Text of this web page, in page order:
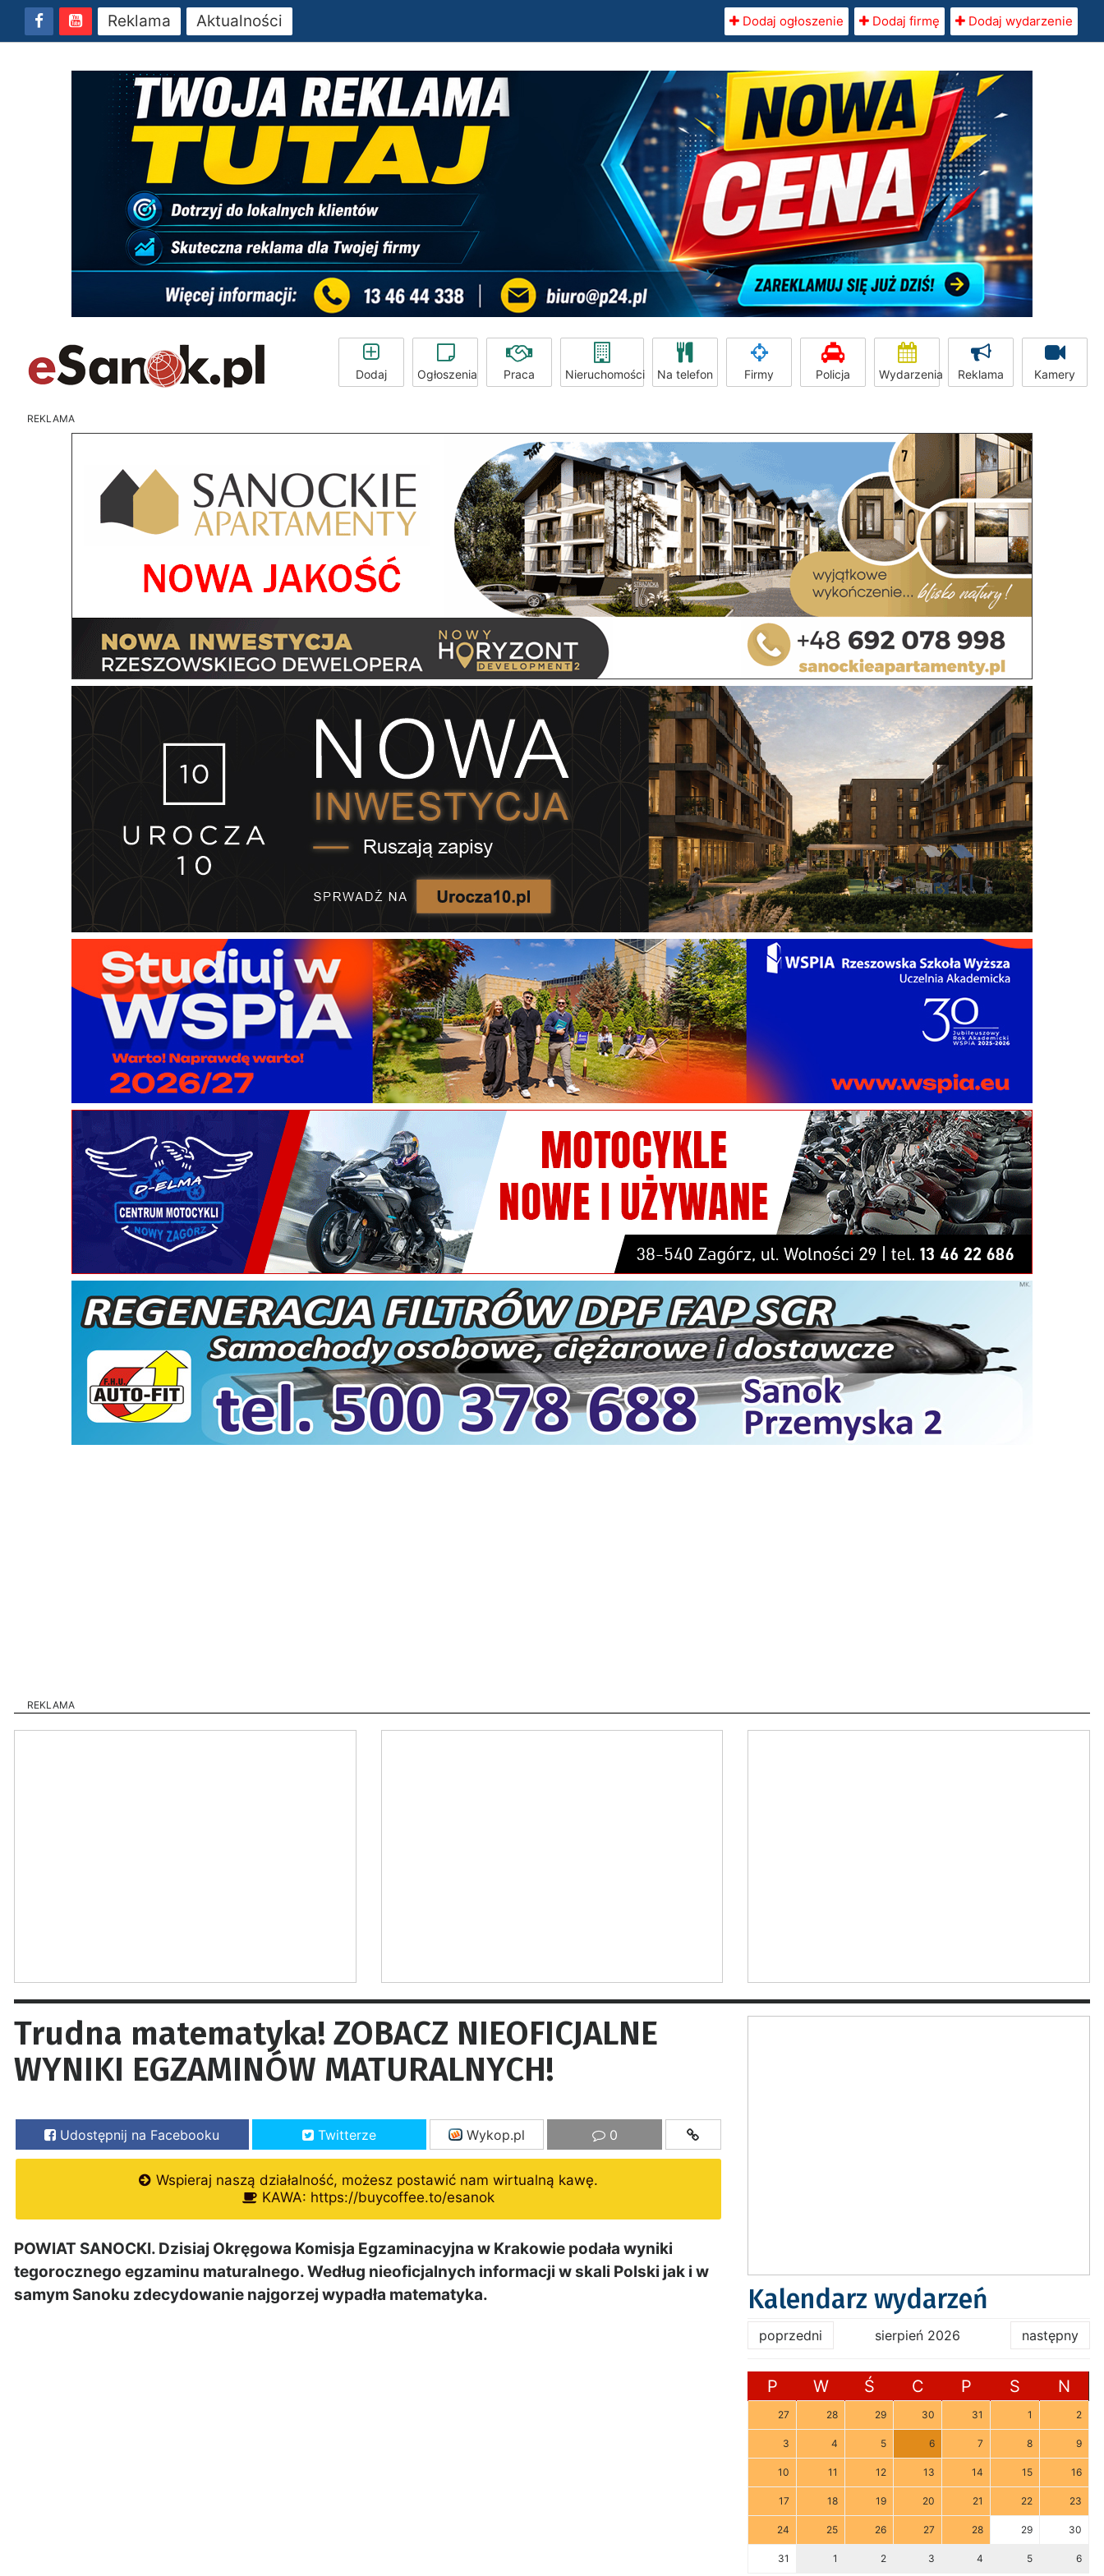
Reklama Aktualności Dodaj ogłoszenie Dodaj firmę Dodaj wydarzenie
Dodaj Ogłoszenia Praca Nieruchomości Na telefon Firmy Policja Wydarzenia Reklama Kamery
REKLAMA
REKLAMA
Trudna matematyka! ZOBACZ NIEOFICJALNE
WYNIKI EGZAMINÓW MATURALNYCH!
Udostępnij na Facebooku Twitterze Wykop.pl 0
Wspieraj naszą działalność, możesz postawić nam wirtualną kawę.
KAWA: https://buycoffee.to/esanok
POWIAT SANOCKI. Dzisiaj Okręgowa Komisja Egzaminacyjna w Krakowie podała wyniki
tegorocznego egzaminu maturalnego. Według nieoficjalnych informacji w skali Polski jak i w
samym Sanoku zdecydowanie najgorzej wypadła matematyka.
Kalendarz wydarzeń
poprzedni sierpień 2026 następny
P W Ś C P S N
27 28 29 30 31 1 2
3 4 5 6 7 8 9
10 11 12 13 14 15 16
17 18 19 20 21 22 23
24 25 26 27 28 29 30
31 1 2 3 4 5 6